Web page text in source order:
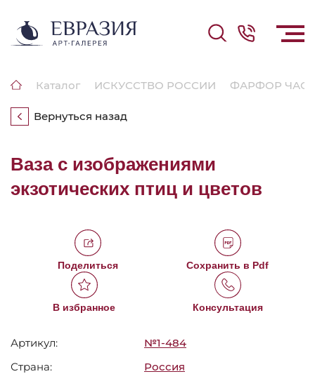
Каталог ИСКУССТВО РОССИИ ФАРФОР
Вернуться назад
Ваза с изображениями
экзотических птиц и цветов
Поделиться Сохранить в Pdf
В избранное Консультация
Артикул:
№1-484
Страна:
Россия